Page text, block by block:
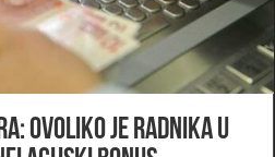
Ovoliko je radnika u